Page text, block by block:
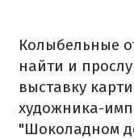
Колыбельные
найти и
выставку
художника-
"Шоколадном